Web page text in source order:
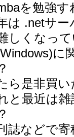
を勉強
は .netサ
しくなっ
に
ら是非買
と最近は
誌などで